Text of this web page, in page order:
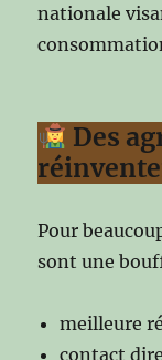
nationale
Des
Pour
sont une
meilleure
contact